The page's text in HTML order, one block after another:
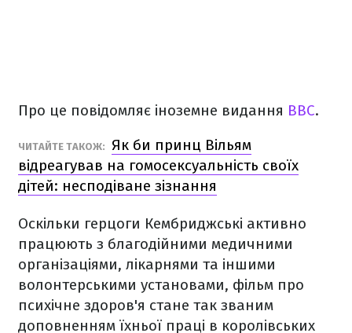
Про це повідомляє іноземне видання BBC.
ЧИТАЙТЕ ТАКОЖ: Як би принц Вільям
відреагував на гомосексуальність своїх
дітей: несподіване зізнання
Оскільки герцоги Кембриджські активно
працюють з благодійними медичними
організаціями, лікарнями та іншими
волонтерськими установами, фільм про
психічне здоров'я стане так званим
доповненням їхньої праці в королівських